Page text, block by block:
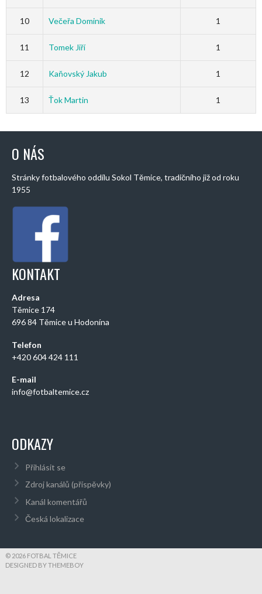
10 Večeřa Dominik 1
11 Tomek Jiří 1
12 Kaňovský Jakub 1
13 Ťok Martin 1
O NÁS
Stránky fotbalového oddílu Sokol Těmice, tradičního již od roku
1955
KONTAKT
Adresa
Těmice 174
696 84 Těmice u Hodonína
Telefon
+420 604 424 111
E-mail
info@fotbaltemice.cz
ODKAZY
Přihlásit se
Zdroj kanálů (příspěvky)
Kanál komentářů
Česká lokalizace
© 2026 FOTBAL TĚMICE
DESIGNED BY THEMEBOY